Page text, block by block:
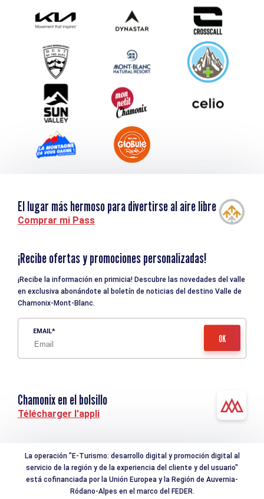
Envíe su evento
Service groupes et séminaires
Descargar
Turismo y discapacidad
El lugar más hermoso para divertirse al aire libre
Comprar mi Pass
¡Recibe ofertas y promociones personalizadas!
¡Recibe la información en primicia! Descubre las novedades del valle
en exclusiva abonándote al boletín de noticias del destino Valle de
Chamonix-Mont-Blanc.
EMAIL
Chamonix en el bolsillo
Télécharger l'appli
La operación "E-Turismo: desarrollo digital y promoción digital al
servicio de la región y de la experiencia del cliente y del usuario"
está cofinanciada por la Unión Europea y la Región de Auvernia-
Ródano-Alpes en el marco del FEDER.